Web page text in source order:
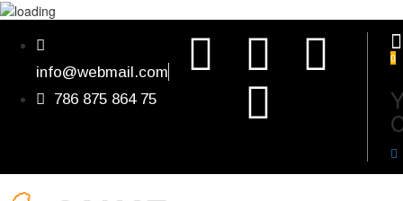
info@webmail.com
786 875 864 75
0